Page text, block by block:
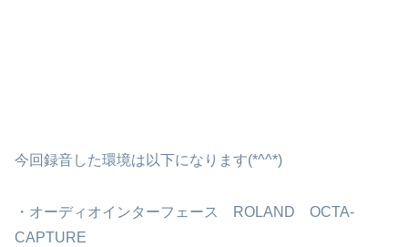
今回録音した環境は以下になります(*^^*)
・オーディオインターフェース ROLAND OCTA-
CAPTURE